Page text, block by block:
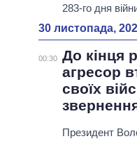
283-го дня
30 листопада,
00:30 До кінця
агресор
своїх
Президент